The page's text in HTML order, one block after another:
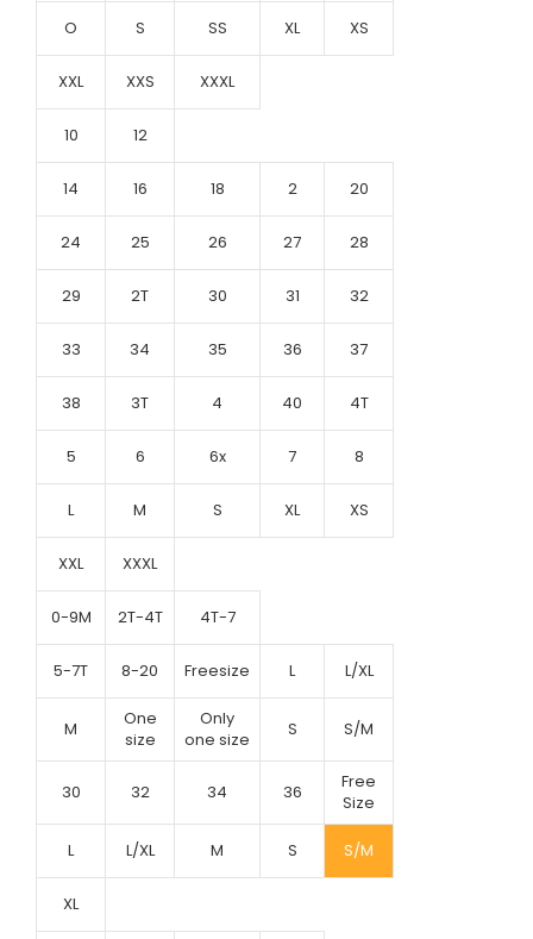
O S SS XL XS
XXL XXS XXXL
10 12
14 16 18 2 20
24 25 26 27 28
29 2T 30 31 32
33 34 35 36 37
38 3T 4 40 4T
5 6 6x 7 8
L M S XL XS
XXL XXXL
0-9M 2T-4T 4T-7
5-7T 8-20 Freesize L L/XL
M
One
size
Only
one size
S S/M
30 32 34 36
Free
Size
L L/XL M S S/M
XL